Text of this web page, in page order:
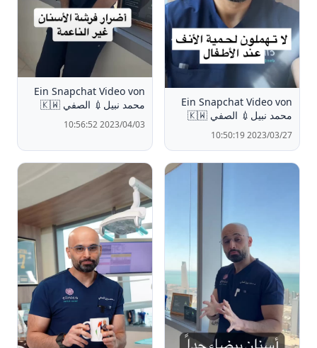
Ein Snapchat Video von
محمد نبيل💉 الصفي 🇰🇼
2023/03/27 10:50:19
Ein Snapchat Video von
محمد نبيل💉 الصفي 🇰🇼
2023/04/03 10:56:52